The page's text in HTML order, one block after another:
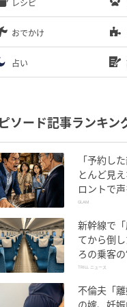
レシピ
おでかけ
占い
ソード記事ランキン
「予約し
とんど見
ロントで
が、支配
GLAM
新幹線で
てから倒
ろの乗客
「不快で
TRILL ニュース
不倫夫「
の嫁、妊